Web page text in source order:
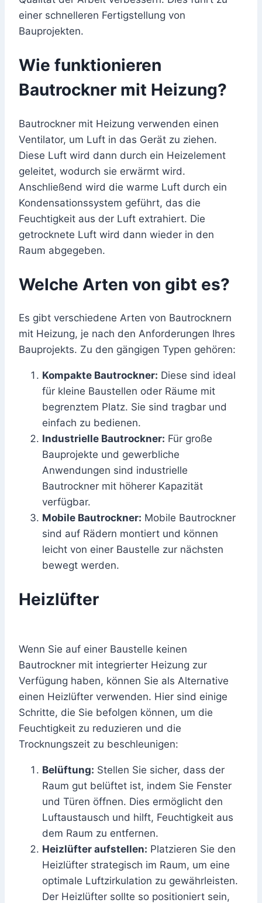
einer schnelleren Fertigstellung von
Bauprojekten.
Wie funktionieren
Bautrockner mit Heizung?
Bautrockner mit Heizung verwenden einen
Ventilator, um Luft in das Gerät zu ziehen.
Diese Luft wird dann durch ein Heizelement
geleitet, wodurch sie erwärmt wird.
Anschließend wird die warme Luft durch ein
Kondensationssystem geführt, das die
Feuchtigkeit aus der Luft extrahiert. Die
getrocknete Luft wird dann wieder in den
Raum abgegeben.
Welche Arten von gibt es?
Es gibt verschiedene Arten von Bautrocknern
mit Heizung, je nach den Anforderungen Ihres
Bauprojekts. Zu den gängigen Typen gehören:
Kompakte Bautrockner: Diese sind ideal
für kleine Baustellen oder Räume mit
begrenztem Platz. Sie sind tragbar und
einfach zu bedienen.
Industrielle Bautrockner: Für große
Bauprojekte und gewerbliche
Anwendungen sind industrielle
Bautrockner mit höherer Kapazität
verfügbar.
Mobile Bautrockner: Mobile Bautrockner
sind auf Rädern montiert und können
leicht von einer Baustelle zur nächsten
bewegt werden.
Heizlüfter
Wenn Sie auf einer Baustelle keinen
Bautrockner mit integrierter Heizung zur
Verfügung haben, können Sie als Alternative
einen Heizlüfter verwenden. Hier sind einige
Schritte, die Sie befolgen können, um die
Feuchtigkeit zu reduzieren und die
Trocknungszeit zu beschleunigen:
Belüftung: Stellen Sie sicher, dass der
Raum gut belüftet ist, indem Sie Fenster
und Türen öffnen. Dies ermöglicht den
Luftaustausch und hilft, Feuchtigkeit aus
dem Raum zu entfernen.
Heizlüfter aufstellen: Platzieren Sie den
Heizlüfter strategisch im Raum, um eine
optimale Luftzirkulation zu gewährleisten.
Der Heizlüfter sollte so positioniert sein,